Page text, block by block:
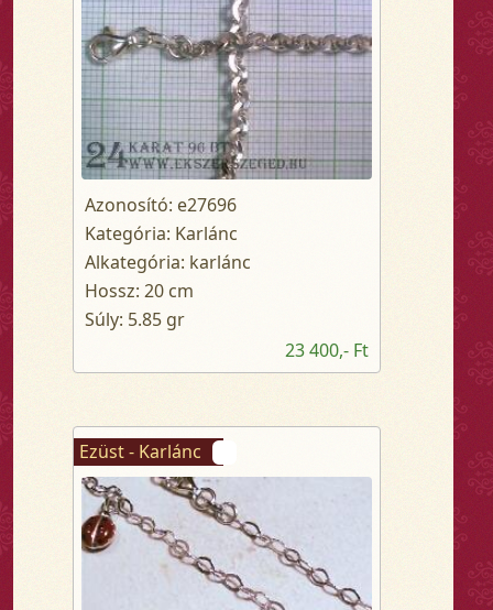
Azonosító: e27696
Kategória: Karlánc
Alkategória: karlánc
Hossz: 20 cm
Súly: 5.85 gr
23 400,- Ft
Ezüst - Karlánc